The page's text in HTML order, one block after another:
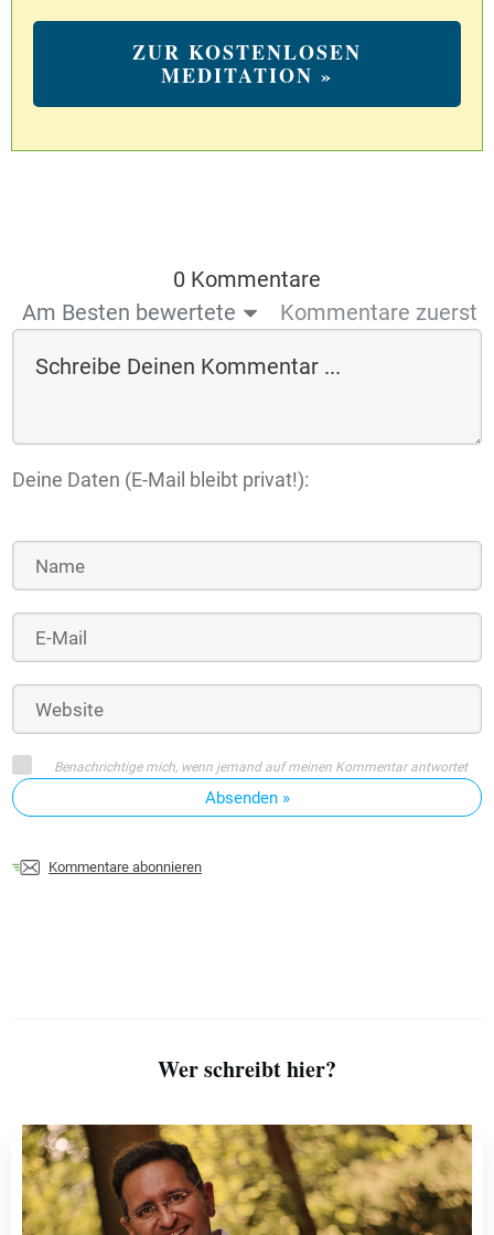
ZUR KOSTENLOSEN
MEDITATION »
0 Kommentare
Am Besten bewertete
Kommentare zuerst
Deine Daten (E-Mail bleibt privat!):
Benachrichtige mich, wenn jemand auf meinen Kommentar antwortet
Absenden »
Kommentare abonnieren
Wer schreibt hier?